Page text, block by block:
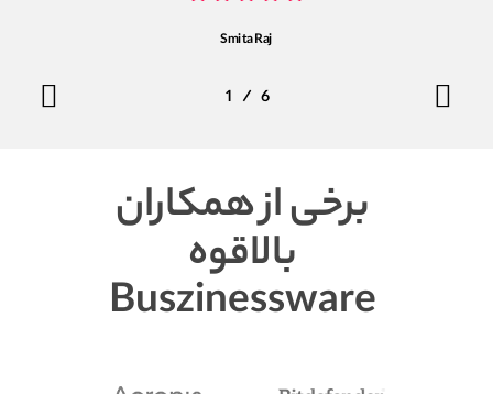
Smita Raj
1 2 3
/ 6
برخی از همکاران
بالاقوه
Buszinessware